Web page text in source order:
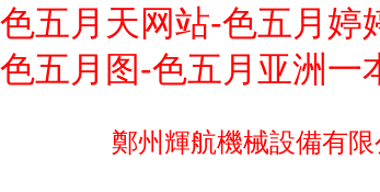
色五月天网站-色五月婷
色五月图-色五月亚洲一
鄭州輝航機械設備有限